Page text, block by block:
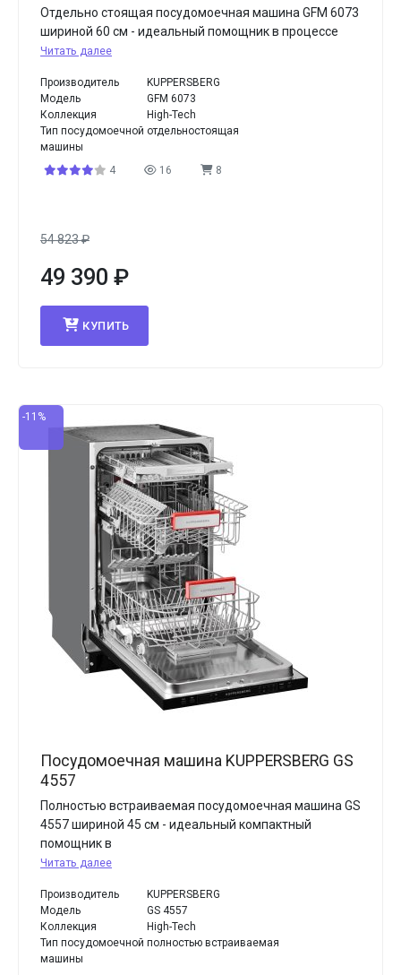
Отдельно стоящая посудомоечная машина GFM 6073
шириной 60 см - идеальный помощник в процессе
Читать далее
Производитель
KUPPERSBERG
Модель
GFM 6073
Коллекция
High-Tech
Тип посудомоечной
машины
отдельностоящая
4 16 8
54 823₽
49 390 ₽
КУПИТЬ
-11%
Посудомоечная машина KUPPERSBERG GS
4557
Полностью встраиваемая посудомоечная машина GS
4557 шириной 45 см - идеальный компактный
помощник в
Читать далее
Производитель
KUPPERSBERG
Модель
GS 4557
Коллекция
High-Tech
Тип посудомоечной
машины
полностью встраиваемая